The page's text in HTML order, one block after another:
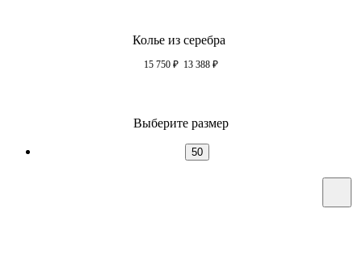
Колье из серебра
15 750 ₽ 13 388 ₽
Выберите размер
50